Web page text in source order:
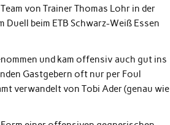
von Trainer Thomas Lohr in der
beim ETB Schwarz-Weiß Essen
und kam offensiv auch gut ins
Gastgebern oft nur per Foul
verwandelt von Tobi Ader (genau wie